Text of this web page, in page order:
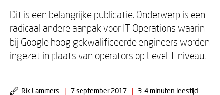
Dit is een belangrijke publicatie. Onderwerp is een
radicaal andere aanpak voor IT Operations waarin
bij Google hoog gekwalificeerde engineers worden
ingezet in plaats van operators op Level 1 niveau.
Rik Lammers | 7 september 2017 | 3-4 minuten leestijd